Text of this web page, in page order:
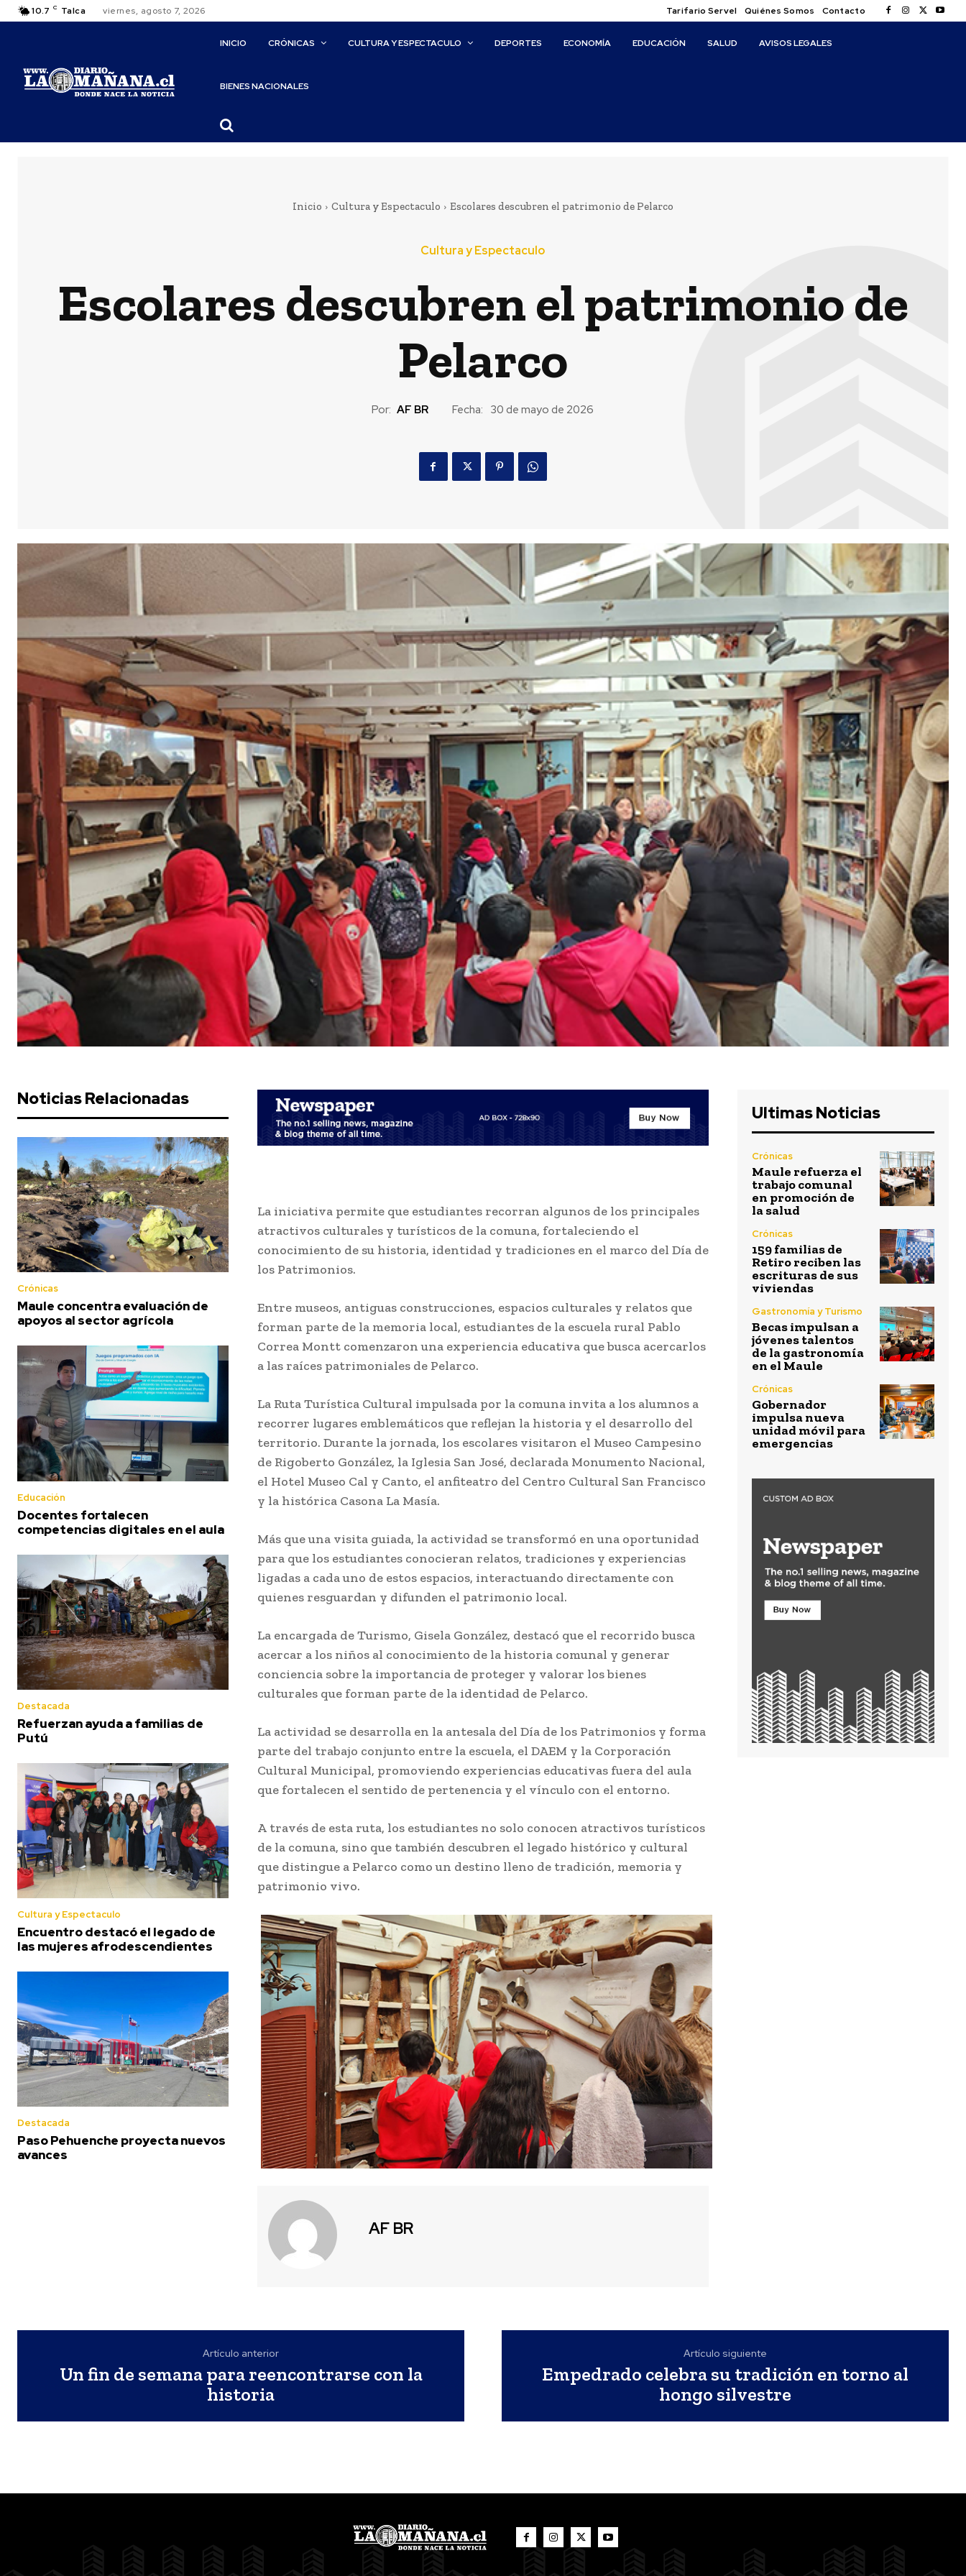
10.7 C Talca viernes, agosto 7, 2026 Tarifario Servel Quiénes Somos Contacto
INICIO CRÓNICAS CULTURA Y ESPECTACULO DEPORTES ECONOMÍA EDUCACIÓN SALUD AVISOS LEGALES
BIENES NACIONALES
Inicio Cultura y Espectaculo Escolares descubren el patrimonio de Pelarco
Cultura y Espectaculo
Escolares descubren el patrimonio de
Pelarco
Por: AF BR Fecha: 30 de mayo de 2026
Noticias Relacionadas
Crónicas
Maule concentra evaluación de
apoyos al sector agrícola
Educación
Docentes fortalecen
competencias digitales en el aula
Destacada
Refuerzan ayuda a familias de
Putú
Cultura y Espectaculo
Encuentro destacó el legado de
las mujeres afrodescendientes
Destacada
Paso Pehuenche proyecta nuevos
avances
La iniciativa permite que estudiantes recorran algunos de los principales
atractivos culturales y turísticos de la comuna, fortaleciendo el
conocimiento de su historia, identidad y tradiciones en el marco del Día de
los Patrimonios.
Entre museos, antiguas construcciones, espacios culturales y relatos que
forman parte de la memoria local, estudiantes de la escuela rural Pablo
Correa Montt comenzaron una experiencia educativa que busca acercarlos
a las raíces patrimoniales de Pelarco.
La Ruta Turística Cultural impulsada por la comuna invita a los alumnos a
recorrer lugares emblemáticos que reflejan la historia y el desarrollo del
territorio. Durante la jornada, los escolares visitaron el Museo Campesino
de Rigoberto González, la Iglesia San José, declarada Monumento Nacional,
el Hotel Museo Cal y Canto, el anfiteatro del Centro Cultural San Francisco
y la histórica Casona La Masía.
Más que una visita guiada, la actividad se transformó en una oportunidad
para que los estudiantes conocieran relatos, tradiciones y experiencias
ligadas a cada uno de estos espacios, interactuando directamente con
quienes resguardan y difunden el patrimonio local.
La encargada de Turismo, Gisela González, destacó que el recorrido busca
acercar a los niños al conocimiento de la historia comunal y generar
conciencia sobre la importancia de proteger y valorar los bienes
culturales que forman parte de la identidad de Pelarco.
La actividad se desarrolla en la antesala del Día de los Patrimonios y forma
parte del trabajo conjunto entre la escuela, el DAEM y la Corporación
Cultural Municipal, promoviendo experiencias educativas fuera del aula
que fortalecen el sentido de pertenencia y el vínculo con el entorno.
A través de esta ruta, los estudiantes no solo conocen atractivos turísticos
de la comuna, sino que también descubren el legado histórico y cultural
que distingue a Pelarco como un destino lleno de tradición, memoria y
patrimonio vivo.
AF BR
Ultimas Noticias
Crónicas
Maule refuerza el
trabajo comunal
en promoción de
la salud
Crónicas
159 familias de
Retiro reciben las
escrituras de sus
viviendas
Gastronomía y Turismo
Becas impulsan a
jóvenes talentos
de la gastronomía
en el Maule
Crónicas
Gobernador
impulsa nueva
unidad móvil para
emergencias
Artículo anterior
Un fin de semana para reencontrarse con la
historia
Artículo siguiente
Empedrado celebra su tradición en torno al
hongo silvestre